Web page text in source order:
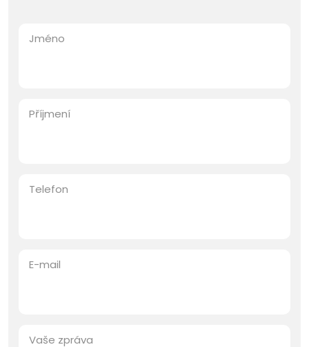
Jméno
Příjmení
Telefon
E-mail
Vaše zpráva